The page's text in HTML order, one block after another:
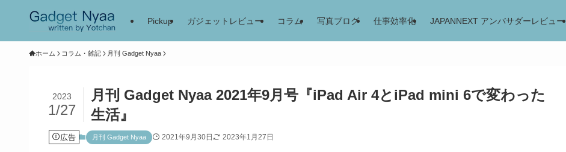
Pickup ガジェットレビュー コラム 写真ブログ 仕事効率化 JAPANNEXT アンバサダーレビュー
ホーム コラム・雑記 月刊 Gadget Nyaa
月刊 Gadget Nyaa 2021年9月号『iPad Air 4とiPad mini 6で変わった
生活』
2023
1/27
広告 月刊 Gadget Nyaa 2021年9月30日 2023年1月27日